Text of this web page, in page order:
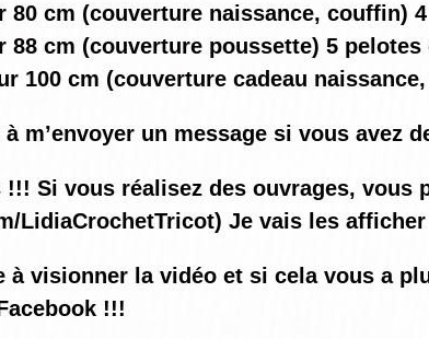
80 cm (couverture naissance, couffin)
88 cm (couverture poussette) 5
100 cm (couverture cadeau
à m’envoyer un message si vous avez
!!! Si vous réalisez des ouvrages, vous
LidiaCrochetTricot) Je vais les
à visionner la vidéo et si cela vous a
!!!